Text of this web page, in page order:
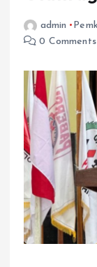
admin
0 Comments